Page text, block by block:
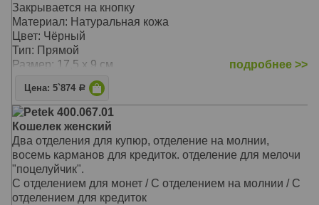
Закрывается на кнопку
Материал: Натуральная кожа
Цвет: Чёрный
Тип: Прямой
Размер: 17,5 х 9 см
подробнее >>
Цена: 5`874 Р
Petek 400.067.01
Кошелек женский
Два отделения для купюр, отделение на молнии,
восемь карманов для кредиток. отделение для мелочи
"поцелуйчик".
С отделением для монет / С отделением на молнии / С
отделением для кредиток